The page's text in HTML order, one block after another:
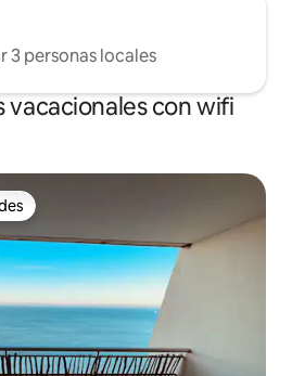
3 personas locales
vacacionales con wifi